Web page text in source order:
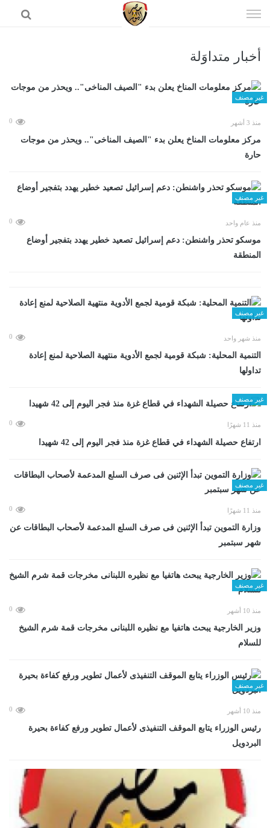
الى
أخبار متداوَلة
غير مصنف
منذ 3 أشهر 0
مركز معلومات المناخ يعلن بدء "الصيف المناخى".. ويحذر من موجات
حارة
غير مصنف
منذ عام واحد 0
موسكو تحذر واشنطن: دعم إسرائيل تصعيد خطير يهدد بتفجير أوضاع
المنطقة
غير مصنف
منذ شهر واحد 0
التنمية المحلية: شبكة قومية لجمع الأدوية منتهية الصلاحية لمنع إعادة
تداولها
غير مصنف
منذ 11 شهرًا 0
ارتفاع حصيلة الشهداء في قطاع غزة منذ فجر اليوم إلى 42 شهيدا
غير مصنف
منذ 11 شهرًا 0
وزارة التموين تبدأ الإثنين فى صرف السلع المدعمة لأصحاب البطاقات عن
شهر سبتمبر
غير مصنف
منذ 10 أشهر 0
وزير الخارجية يبحث هاتفيا مع نظيره اللبنانى مخرجات قمة شرم الشيخ
للسلام
غير مصنف
منذ 10 أشهر 0
رئيس الوزراء يتابع الموقف التنفيذى لأعمال تطوير ورفع كفاءة بحيرة
البردويل